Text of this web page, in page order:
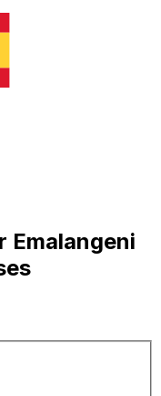
Emalangeni